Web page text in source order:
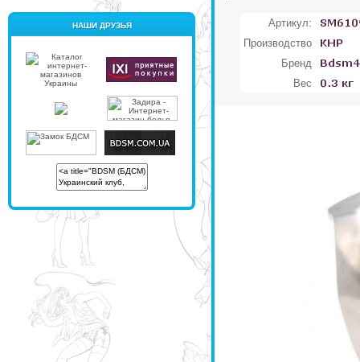
НАШИ ДРУЗЬЯ
Артикул:
Производство
Бренд
Вес